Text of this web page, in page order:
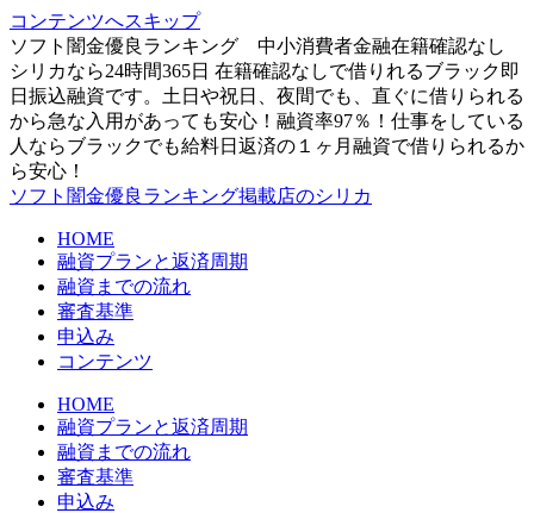
コンテンツへスキップ
ソフト闇金優良ランキング 中小消費者金融在籍確認なし
シリカなら24時間365日 在籍確認なしで借りれるブラック即
日振込融資です。土日や祝日、夜間でも、直ぐに借りられる
から急な入用があっても安心！融資率97％！仕事をしている
人ならブラックでも給料日返済の１ヶ月融資で借りられるか
ら安心！
ソフト闇金優良ランキング掲載店のシリカ
HOME
融資プランと返済周期
融資までの流れ
審査基準
申込み
コンテンツ
HOME
融資プランと返済周期
融資までの流れ
審査基準
申込み